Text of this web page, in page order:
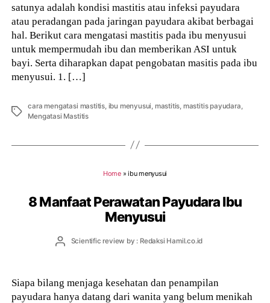
satunya adalah kondisi mastitis atau infeksi payudara
atau peradangan pada jaringan payudara akibat berbagai
hal. Berikut cara mengatasi mastitis pada ibu menyusui
untuk mempermudah ibu dan memberikan ASI untuk
bayi. Serta diharapkan dapat pengobatan masitis pada ibu
menyusui. 1. […]
Tags
cara mengatasi mastitis, ibu menyusui, mastitis, mastitis payudara,
Mengatasi Mastitis
Home»ibu menyusui
8 Manfaat Perawatan Payudara Ibu
Menyusui
PostScientific review by : Redaksi Hamil.co.id
Siapa bilang menjaga kesehatan dan penampilan
payudara hanya datang dari wanita yang belum menikah